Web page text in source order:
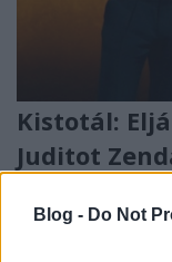
Blog - Do Not
Kistotál:
Juditot